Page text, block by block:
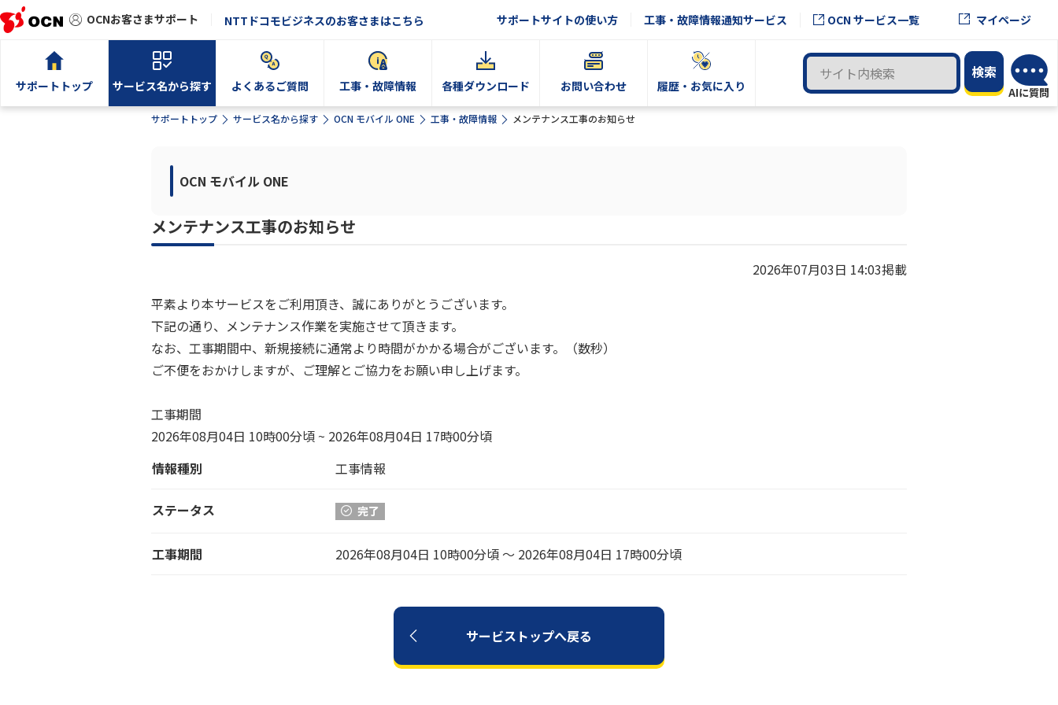
OCNお客さまサポート NTTドコモビジネスのお客さまはこちら サポートサイトの使い方 工事・故障情報通知サービス OCN サービス一覧 マイページ
サポートトップ サービス名から探す よくあるご質問 工事・故障情報 各種ダウンロード お問い合わせ 履歴・お気に入り
サポートトップ サービス名から探す OCN モバイル ONE 工事・故障情報 メンテナンス工事のお知らせ
OCN モバイル ONE
メンテナンス工事のお知らせ
2026年07月03日 14:03掲載
平素より本サービスをご利用頂き、誠にありがとうございます。
下記の通り、メンテナンス作業を実施させて頂きます。
なお、工事期間中、新規接続に通常より時間がかかる場合がございます。（数秒）
ご不便をおかけしますが、ご理解とご協力をお願い申し上げます。
工事期間
2026年08月04日 10時00分頃 ~ 2026年08月04日 17時00分頃
情報種別
工事情報
ステータス 完了
工事期間 2026年08月04日 10時00分頃 〜 2026年08月04日 17時00分頃
サービストップへ戻る